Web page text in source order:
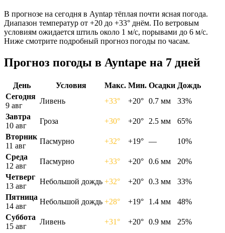
В прогнозе на сегодня в Ayntap тёплая почти ясная погода.
Диапазон температур от +20 до +33° днём. По ветровым
условиям ожидается штиль около 1 м/с, порывами до 6 м/с.
Ниже смотрите подробный прогноз погоды по часам.
Прогноз погоды в Ayntapе на 7 дней
День Условия Макс. Мин. Осадки Дождь
Сегодня
9 авг
Ливень +33° +20° 0.7 мм
33%
Завтра
10 авг
Гроза +30° +20° 2.5 мм
65%
Вторник
11 авг
Пасмурно +32° +19° —
10%
Среда
12 авг
Пасмурно +33° +20° 0.6 мм
20%
Четверг
13 авг
Небольшой дождь +32° +20° 0.3 мм
33%
Пятница
14 авг
Небольшой дождь +28° +19° 1.4 мм
48%
Суббота
15 авг
Ливень +31° +20° 0.9 мм 25%